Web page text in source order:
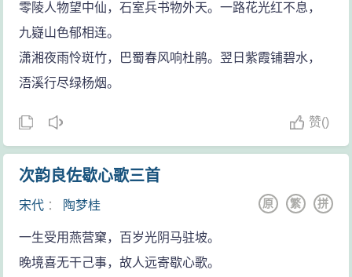
零陵人物望中仙，石室兵书物外天。一路花光红不息，
九嶷山色郁相连。
潇湘夜雨怜斑竹，巴蜀春风响杜鹃。翌日紫霞铺碧水，
浯溪行尽绿杨烟。
赞()
次韵良佐歇心歌三首
宋代 ： 陶梦桂 拼
繁
原
一生受用燕营窠，百岁光阴马驻坡。
晚境喜无干己事，故人远寄歇心歌。